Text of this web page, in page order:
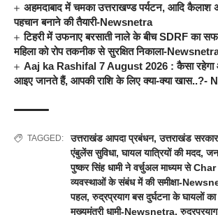
अहमदाबाद में चमका उत्तराखण्ड पर्यटन, आदि कैलाश
पहचान बनाने की तैयारी-Newsnetra
टिहरी में उफनाए बरसाती नाले के बीच SDRF का
महिला को रोप तकनीक से सुरक्षित निकाला-
Aaj ka Rashifal 7 August 2026 : कैसा
आइए जानते हैं, आपकी राशि के लिए क्या-क्या खास..?-
TAGGED: उत्तराखंड आपदा प्रबंधन,उत्तराखंड सरकार
एंबुलेंस सुविधा,घायल यात्रियों की मदद,
पुष्कर सिंह धामी ने वर्चुअल माध्यम से
व्यवस्थाओं के संबंध में की समीक्षा-
पहल,रुद्रप्रयाग बस दुर्घटना के घायलों
मुख्यमंत्री धामी-Newsnetra,